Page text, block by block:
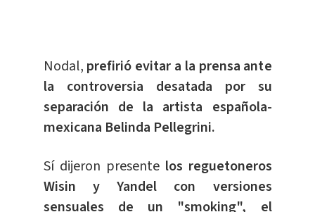
Nodal, prefirió evitar a la prensa ante
la controversia desatada por su
separación de la artista española-
mexicana Belinda Pellegrini.
Sí dijeron presente los reguetoneros
Wisin y Yandel con versiones
sensuales de un "smoking", el